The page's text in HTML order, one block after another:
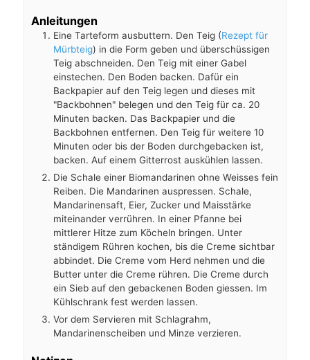
Anleitungen
Eine Tarteform ausbuttern. Den Teig (Rezept für
Mürbteig) in die Form geben und überschüssigen
Teig abschneiden. Den Teig mit einer Gabel
einstechen. Den Boden backen. Dafür ein
Backpapier auf den Teig legen und dieses mit
"Backbohnen" belegen und den Teig für ca. 20
Minuten backen. Das Backpapier und die
Backbohnen entfernen. Den Teig für weitere 10
Minuten oder bis der Boden durchgebacken ist,
backen. Auf einem Gitterrost auskühlen lassen.
Die Schale einer Biomandarinen ohne Weisses fein
Reiben. Die Mandarinen auspressen. Schale,
Mandarinensaft, Eier, Zucker und Maisstärke
miteinander verrühren. In einer Pfanne bei
mittlerer Hitze zum Köcheln bringen. Unter
ständigem Rühren kochen, bis die Creme sichtbar
abbindet. Die Creme vom Herd nehmen und die
Butter unter die Creme rühren. Die Creme durch
ein Sieb auf den gebackenen Boden giessen. Im
Kühlschrank fest werden lassen.
Vor dem Servieren mit Schlagrahm,
Mandarinenscheiben und Minze verzieren.